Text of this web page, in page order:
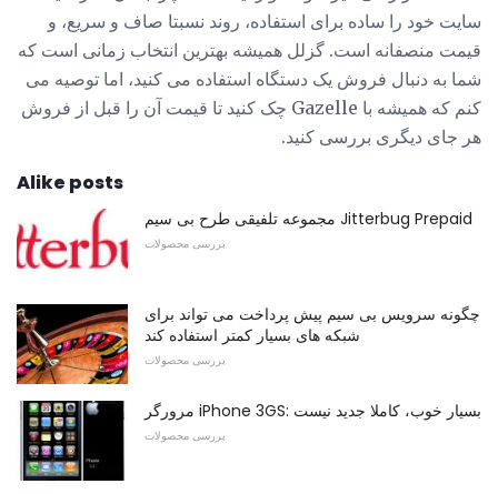
سایت خود را ساده برای استفاده، روند نسبتا صاف و سریع، و
قیمت منصفانه است. گزلل همیشه بهترین انتخاب زمانی است که
شما به دنبال فروش یک دستگاه استفاده می کنید، اما توصیه می
کنم که همیشه با Gazelle چک کنید تا قیمت آن را قبل از فروش
هر جای دیگری بررسی کنید.
Alike posts
مجموعه تلفیقی طرح بی سیم Jitterbug Prepaid
بررسی محصولات
چگونه سرویس بی سیم پیش پرداخت می تواند برای
شبکه های بسیار کمتر استفاده کند
بررسی محصولات
مرورگر iPhone 3GS: بسیار خوب، کاملا جدید نیست
بررسی محصولات